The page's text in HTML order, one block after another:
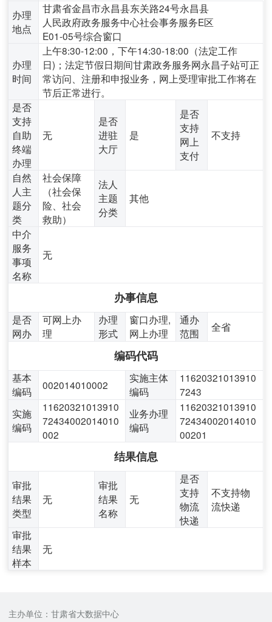
办理
地点
甘肃省金昌市永昌县东关路24号永昌县
人民政府政务服务中心社会事务服务E区
E01-05号综合窗口
办理
时间
上午8:30-12:00，下午14:30-18:00（法定工作
日)；法定节假日期间甘肃政务服务网永昌子站可正
常访问、注册和申报业务，网上受理审批工作将在
节后正常进行。
是否
支持
自助
终端
办理
无
是否
进驻
大厅
是
是否
支持
网上
支付
不支持
自然
人主
题分
类
社会保障
（社会保
险、社会
救助）
法人
主题
分类
其他
中介
服务
事项
名称
无
办事信息
是否
网办
可网上办
理
办理
形式
窗口办理,
网上办理
通办
范围
全省
编码代码
基本
编码
002014010002
实施主体
编码
11620321013910
7243
实施
编码
11620321013910
72434002014010
002
业务办理
编码
11620321013910
72434002014010
00201
结果信息
审批
结果
类型
无
审批
结果
名称
无
是否
支持
物流
快递
不支持物
流快递
审批
结果
样本
无
主办单位：甘肃省大数据中心